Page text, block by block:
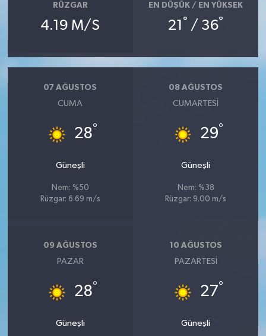
RÜZGAR
4.19 M/S
EN DÜŞÜK / EN YÜKSEK
21 ° / 36°
07 AĞUSTOS
CUMA
28°
Güneşli
Nem: %50
Rüzgar: 6.69 m/s
08 AĞUSTOS
CUMARTESI
29°
Güneşli
Nem: %38
Rüzgar: 9.00 m/s
09 AĞUSTOS
PAZAR
28°
Güneşli
10 AĞUSTOS
PAZARTESI
27°
Güneşli